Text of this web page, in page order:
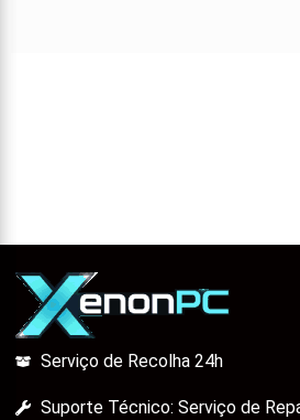
Serviço de Recolha 24h
Suporte Técnico: Serviço de